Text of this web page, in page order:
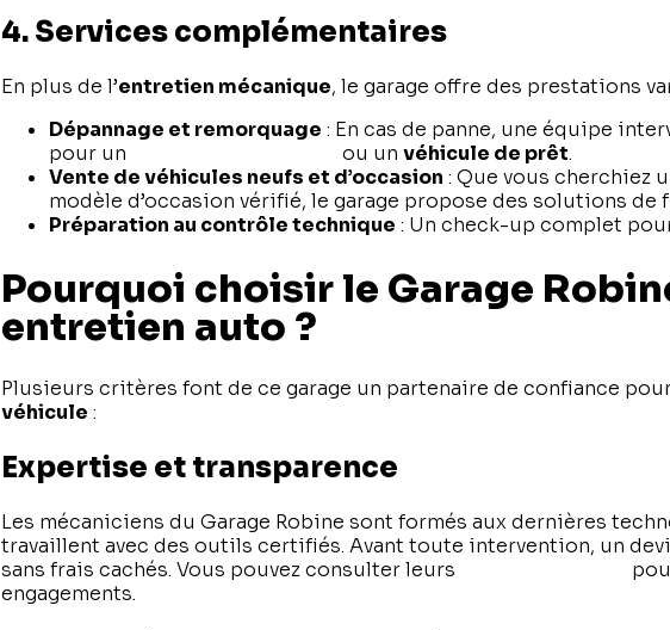
4. Services complémentaires
En plus de l’entretien mécanique, le garage offre des prestations
Dépannage et remorquage : En cas de panne, une équipe
pour un
ou un véhicule de prêt.
Vente de véhicules neufs et d’occasion : Que vous cherchiez
modèle d’occasion vérifié, le garage propose des solutions de
Préparation au contrôle technique : Un check-up complet
Pourquoi choisir le Garage
entretien auto ?
Plusieurs critères font de ce garage un partenaire de confiance pour
véhicule :
Expertise et transparence
Les mécaniciens du Garage Robine sont formés aux dernières
travaillent avec des outils certifiés. Avant toute intervention, un
sans frais cachés. Vous pouvez consulter leurs
engagements.